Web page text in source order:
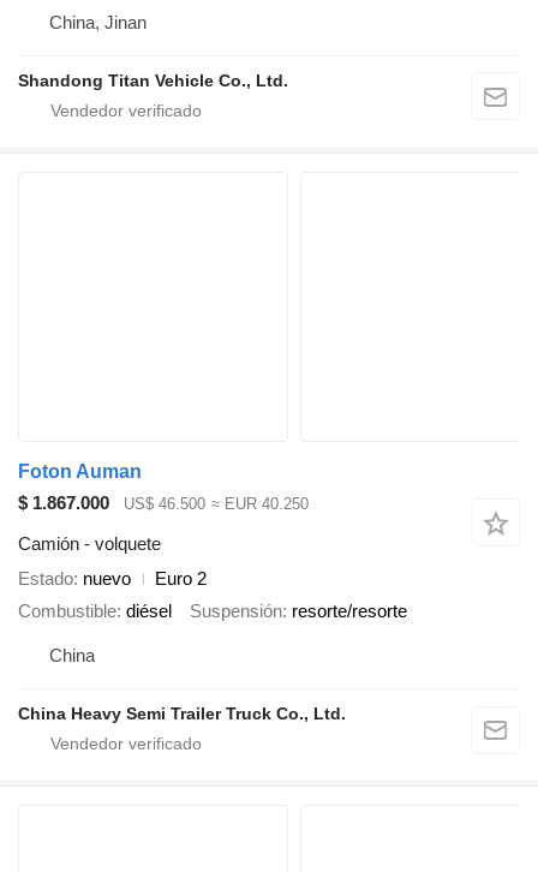
China, Jinan
Shandong Titan Vehicle Co., Ltd.
Foton Auman
$ 1.867.000
US$ 46.500 ≈ EUR 40.250
Camión - volquete
Estado nuevo
Euro 2
Combustible diésel Suspensión resorte/resorte
China
China Heavy Semi Trailer Truck Co., Ltd.